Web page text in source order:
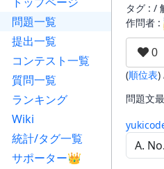
問題一覧
提出一覧
コンテスト一覧
質問一覧
ランキング
Wiki
統計/タグ一覧
サポーター👑
タグ : /
作問者 :
(順位表)
問題文